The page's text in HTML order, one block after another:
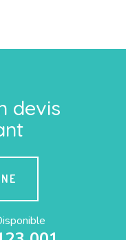
devis